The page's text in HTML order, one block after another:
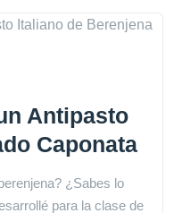
Antipasto
Caponata
¿Sabes lo
para la clase de